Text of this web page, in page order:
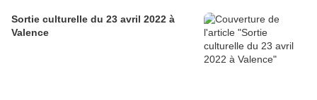
Sortie culturelle du 23 avril 2022 à
Valence